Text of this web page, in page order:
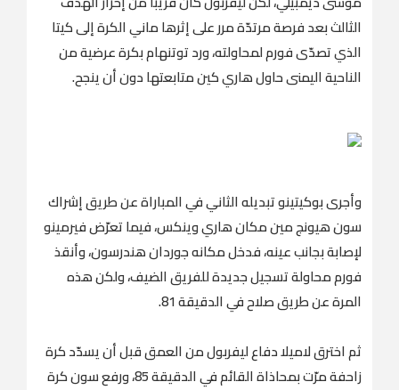
الثالث بعد فرصة مرتدّة مرر على إثرها ماني الكرة إلى كيتا
الذي تصدّى فورم لمحاولته، ورد توتنهام بكرة عرضية من
الناحية اليمنى حاول هاري كين متابعتها دون أن ينجح.
وأجرى بوكيتينو تبديله الثاني في المباراة عن طريق إشراك
سون هيونج مين مكان هاري وينكس، فيما تعرّض فيرمينو
لإصابة بجانب عينه، فدخل مكانه جوردان هندرسون، وأنقذ
فورم محاولة تسجيل جديدة للفريق الضيف، ولكن هذه
المرة عن طريق صلاح في الدقيقة 81.
ثم اخترق لاميلا دفاع ليفربول من العمق قبل أن يسدّد كرة
زاحفة مرّت بمحاذاة القائم في الدقيقة 85، ورفع سون كرة